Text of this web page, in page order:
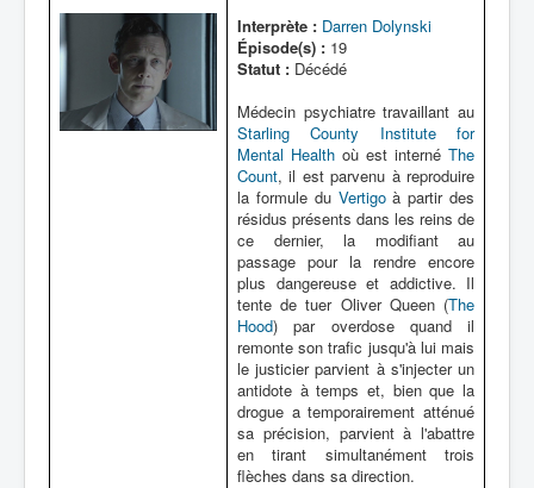
Interprète : Darren Dolynski
Épisode(s) : 19
Statut : Décédé
Médecin psychiatre travaillant au
Starling County Institute for
Mental Health où est interné The
Count, il est parvenu à reproduire
la formule du Vertigoà partir des
résidus présents dans les reins de
ce dernier, la modifiant au
passage pour la rendre encore
plus dangereuse et addictive. Il
tente de tuer Oliver Queen (The
Hood) par overdose quand il
remonte son trafic jusqu'à lui mais
le justicier parvient à s'injecter un
antidote à temps et, bien que la
drogue a temporairement atténué
sa précision, parvient à l'abattre
en tirant simultanément trois
flèches dans sa direction.